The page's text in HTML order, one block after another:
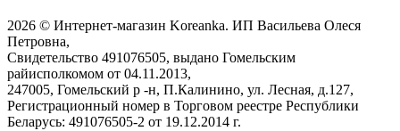
2026 © Интернет-магазин Koreanka. ИП Васильева Олеся
Петровна,
Свидетельство ‎491076505, выдано Гомельским
райисполкомом от 04.11.2013,
247005, Гомельский р -н, П.Калинино, ул. Лесная, д.127,
Регистрационный номер в Торговом реестре Республики
Беларусь: ‎491076505-2 от 19.12.2014 г.